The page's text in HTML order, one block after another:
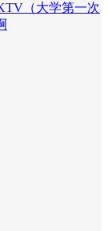
（大学第一次